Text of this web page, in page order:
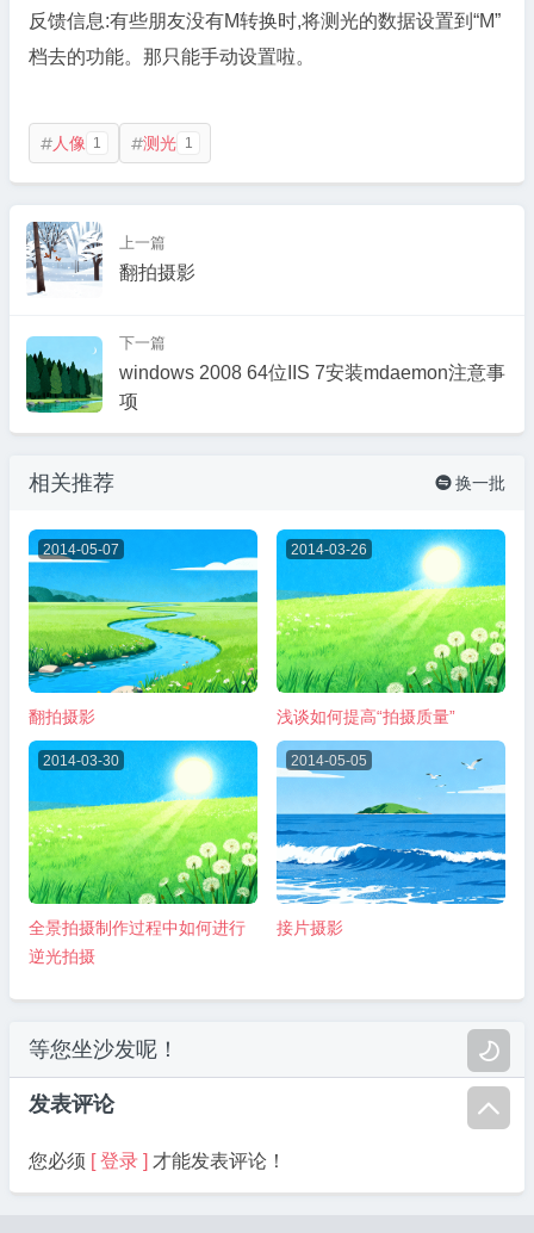


反馈信息:有些朋友没有M转换时,将测光的数据设置到“M”
档去的功能。那只能手动设置啦。
人像 1 测光 1
上一篇
翻拍摄影
下一篇
windows 2008 64位IIS 7安装mdaemon注意事
项
相关推荐  换一批
2014-05-07
翻拍摄影
2014-03-26
浅谈如何提高“拍摄质量”
2014-03-30
全景拍摄制作过程中如何进行
逆光拍摄
2014-05-05
接片摄影
等您坐沙发呢！
发表评论
您必须 [ 登录 ] 才能发表评论！